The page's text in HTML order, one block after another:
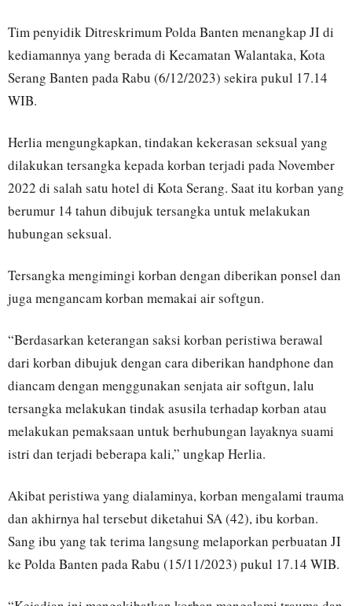
Tim penyidik Ditreskrimum Polda Banten menangkap JI di
kediamannya yang berada di Kecamatan Walantaka, Kota
Serang Banten pada Rabu (6/12/2023) sekira pukul 17.14
WIB.
Herlia mengungkapkan, tindakan kekerasan seksual yang
dilakukan tersangka kepada korban terjadi pada November
2022 di salah satu hotel di Kota Serang. Saat itu korban yang
berumur 14 tahun dibujuk tersangka untuk melakukan
hubungan seksual.
Tersangka mengimingi korban dengan diberikan ponsel dan
juga mengancam korban memakai air softgun.
“Berdasarkan keterangan saksi korban peristiwa berawal
dari korban dibujuk dengan cara diberikan handphone dan
diancam dengan menggunakan senjata air softgun, lalu
tersangka melakukan tindak asusila terhadap korban atau
melakukan pemaksaan untuk berhubungan layaknya suami
istri dan terjadi beberapa kali,” ungkap Herlia.
Akibat peristiwa yang dialaminya, korban mengalami trauma
dan akhirnya hal tersebut diketahui SA (42), ibu korban.
Sang ibu yang tak terima langsung melaporkan perbuatan JI
ke Polda Banten pada Rabu (15/11/2023) pukul 17.14 WIB.